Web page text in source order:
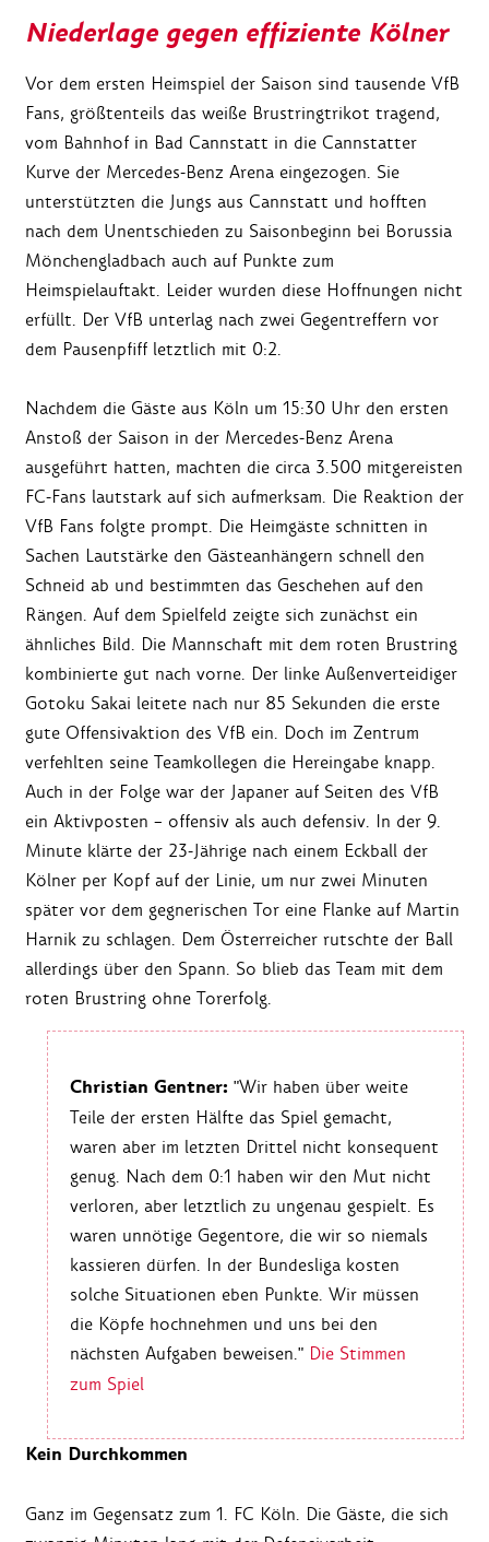
Niederlage gegen effiziente Kölner
Vor dem ersten Heimspiel der Saison sind tausende VfB
Fans, größtenteils das weiße Brustringtrikot tragend,
vom Bahnhof in Bad Cannstatt in die Cannstatter
Kurve der Mercedes-Benz Arena eingezogen. Sie
unterstützten die Jungs aus Cannstatt und hofften
nach dem Unentschieden zu Saisonbeginn bei Borussia
Mönchengladbach auch auf Punkte zum
Heimspielauftakt. Leider wurden diese Hoffnungen nicht
erfüllt. Der VfB unterlag nach zwei Gegentreffern vor
dem Pausenpfiff letztlich mit 0:2.
Nachdem die Gäste aus Köln um 15:30 Uhr den ersten
Anstoß der Saison in der Mercedes-Benz Arena
ausgeführt hatten, machten die circa 3.500 mitgereisten
FC-Fans lautstark auf sich aufmerksam. Die Reaktion der
VfB Fans folgte prompt. Die Heimgäste schnitten in
Sachen Lautstärke den Gästeanhängern schnell den
Schneid ab und bestimmten das Geschehen auf den
Rängen. Auf dem Spielfeld zeigte sich zunächst ein
ähnliches Bild. Die Mannschaft mit dem roten Brustring
kombinierte gut nach vorne. Der linke Außenverteidiger
Gotoku Sakai leitete nach nur 85 Sekunden die erste
gute Offensivaktion des VfB ein. Doch im Zentrum
verfehlten seine Teamkollegen die Hereingabe knapp.
Auch in der Folge war der Japaner auf Seiten des VfB
ein Aktivposten – offensiv als auch defensiv. In der 9.
Minute klärte der 23-Jährige nach einem Eckball der
Kölner per Kopf auf der Linie, um nur zwei Minuten
später vor dem gegnerischen Tor eine Flanke auf Martin
Harnik zu schlagen. Dem Österreicher rutschte der Ball
allerdings über den Spann. So blieb das Team mit dem
roten Brustring ohne Torerfolg.
Christian Gentner: "Wir haben über weite
Teile der ersten Hälfte das Spiel gemacht,
waren aber im letzten Drittel nicht konsequent
genug. Nach dem 0:1 haben wir den Mut nicht
verloren, aber letztlich zu ungenau gespielt. Es
waren unnötige Gegentore, die wir so niemals
kassieren dürfen. In der Bundesliga kosten
solche Situationen eben Punkte. Wir müssen
die Köpfe hochnehmen und uns bei den
nächsten Aufgaben beweisen." Die Stimmen
zum Spiel
Kein Durchkommen
Ganz im Gegensatz zum 1. FC Köln. Die Gäste, die sich